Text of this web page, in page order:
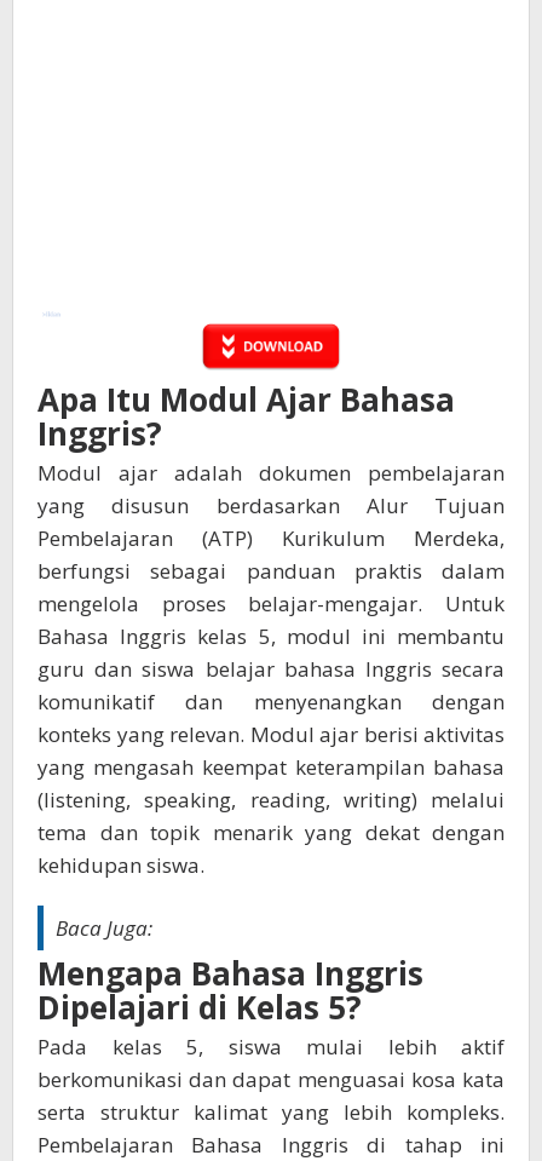
Apa Itu Modul Ajar Bahasa
Inggris?
Modul ajar adalah dokumen pembelajaran
yang disusun berdasarkan Alur Tujuan
Pembelajaran (ATP) Kurikulum Merdeka,
berfungsi sebagai panduan praktis dalam
mengelola proses belajar-mengajar. Untuk
Bahasa Inggris kelas 5, modul ini membantu
guru dan siswa belajar bahasa Inggris secara
komunikatif dan menyenangkan dengan
konteks yang relevan. Modul ajar berisi aktivitas
yang mengasah keempat keterampilan bahasa
(listening, speaking, reading, writing) melalui
tema dan topik menarik yang dekat dengan
kehidupan siswa.
Baca Juga:
Mengapa Bahasa Inggris
Dipelajari di Kelas 5?
Pada kelas 5, siswa mulai lebih aktif
berkomunikasi dan dapat menguasai kosa kata
serta struktur kalimat yang lebih kompleks.
Pembelajaran Bahasa Inggris di tahap ini